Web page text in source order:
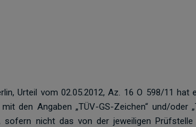
Urteil vom 02.05.2012, Az. 16 O 598/11
den Angaben „TÜV-GS-Zeichen“ und/oder
sofern nicht das von der jeweiligen